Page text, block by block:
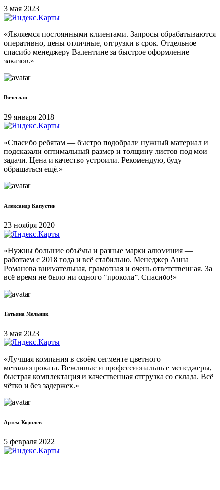
3 мая 2023
«Являемся постоянными клиентами. Запросы обрабатываются
оперативно, цены отличные, отгрузки в срок. Отдельное
спасибо менеджеру Валентине за быстрое оформление
заказов.»
Вячеслав
29 января 2018
«Спасибо ребятам — быстро подобрали нужный материал и
подсказали оптимальный размер и толщину листов под мои
задачи. Цена и качество устроили. Рекомендую, буду
обращаться ещё.»
Александр Капустин
23 ноября 2020
«Нужны большие объёмы и разные марки алюминия —
работаем с 2018 года и всё стабильно. Менеджер Анна
Романова внимательная, грамотная и очень ответственная. За
всё время не было ни одного “прокола”. Спасибо!»
Татьяна Мельник
3 мая 2023
«Лучшая компания в своём сегменте цветного
металлопроката. Вежливые и профессиональные менеджеры,
быстрая комплектация и качественная отгрузка со склада. Всё
чётко и без задержек.»
Артём Королёв
5 февраля 2022